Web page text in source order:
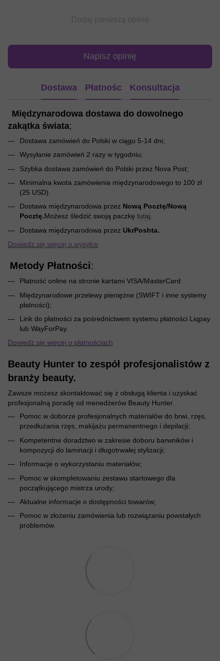
Napisz opinię
Dostawa Płatnośc Konsultacja
Międzynarodowa dostawa do dowolnego
zakątka świata;
Dostawa zamówień do Polski w ciągu 5-14 dni;
Wysyłanie zamówień 2 razy w tygodniu;
Szybka dostawa zamówień do Polski przez Nova Post;
Minimalna kwota zamówienia międzynarodowego to 100 zł
(25 USD).
Dostawa międzynarodowa przez Nową Pocztę/Nową
Pocztę.Możesz śledzić swoją paczkę tutaj.
Dostawa międzynarodowa przez UkrPoshta.
Dowiedz się więcej o wysyłce
Metody Płatności:
Płatność online na stronie kartami VISA/MasterCard
Międzynarodowe przelewy pieniężne (SWIFT i inne systemy
płatności);
Link do płatności za pośrednictwem systemu płatności Liqpay
lub WayForPay.
Dowiedz się więcej o płatnościach
Beauty Hunter to zespół profesjonalistów z
branży beauty.
Zawsze możesz skontaktować się z obsługą klienta i uzyskać
profesjonalną poradę od menedżerów Beauty Hunter.
Pomoc w doborze profesjonalnych materiałów do brwi, rzęs,
przedłużania rzęs, makijażu permanentnego i depilacji;
Kompetentne doradztwo w zakresie doboru barwników i
kompozycji do laminacji i długotrwałej stylizacji;
Informacje o wykorzystaniu materiałów;
Pomoc w skompletowaniu zestawu startowego dla
początkującego mistrza urody;
Aktualne informacje o dostępności towarów;
Pomoc w złożeniu zamówienia lub rozwiązaniu powstałych
problemów.